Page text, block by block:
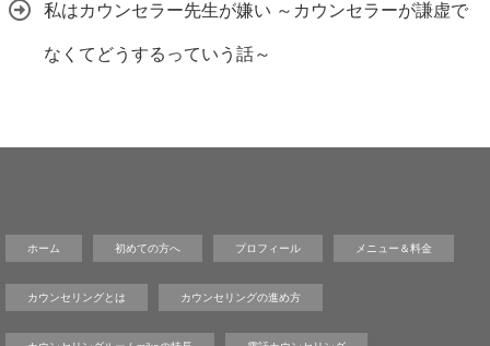
私はカウンセラー先生が嫌い ～カウンセラーが謙虚で
なくてどうするっていう話～
ホーム 初めての方へ プロフィール メニュー＆料金
カウンセリングとは カウンセリングの進め方